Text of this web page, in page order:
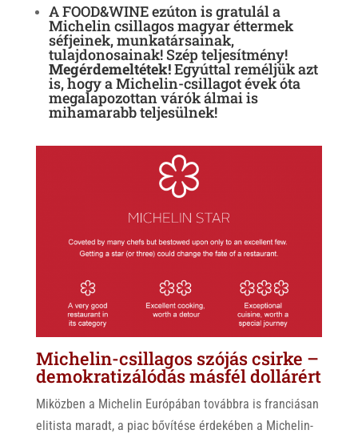
A FOOD&WINE ezúton is gratulál a
Michelin csillagos magyar éttermek
séfjeinek, munkatársainak,
tulajdonosainak! Szép teljesítmény!
Megérdemeltétek!Egyúttal reméljük azt
is, hogy a Michelin-csillagot évek óta
megalapozottan várók álmai is
mihamarabb teljesülnek!
Michelin-csillagos szójás csirke –
demokratizálódás másfél dollárért
Miközben a Michelin Európában továbbra is franciásan
elitista maradt, a piac bővítése érdekében a Michelin-